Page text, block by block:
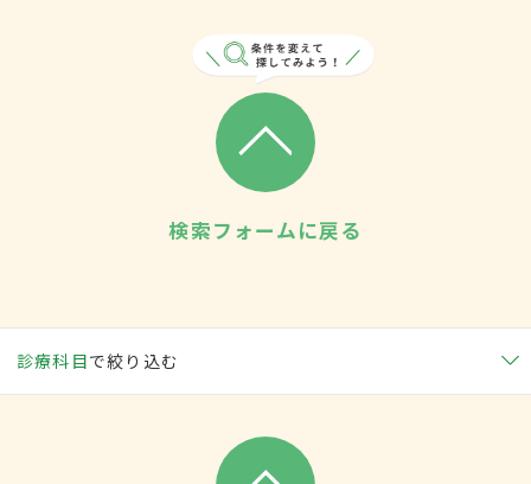
検索フォームに戻る
診療科目で絞り込む